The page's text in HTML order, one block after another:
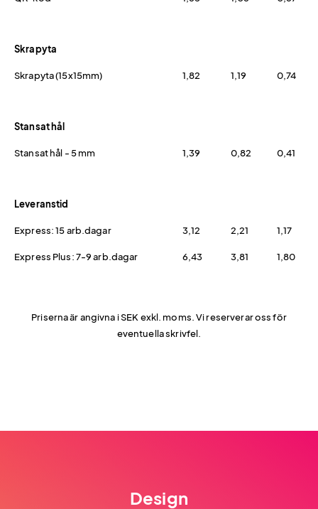
Skrapyta
Skrapyta (15x15mm) 1,82 1,19 0,74
Stansat hål
Stansat hål - 5 mm 1,39 0,82 0,41
Leveranstid
Express: 15 arb.dagar 3,12 2,21 1,17
Express Plus: 7-9 arb.dagar 6,43 3,81 1,80
Priserna är angivna i SEK exkl. moms. Vi reserverar oss för
eventuella skrivfel.
Design